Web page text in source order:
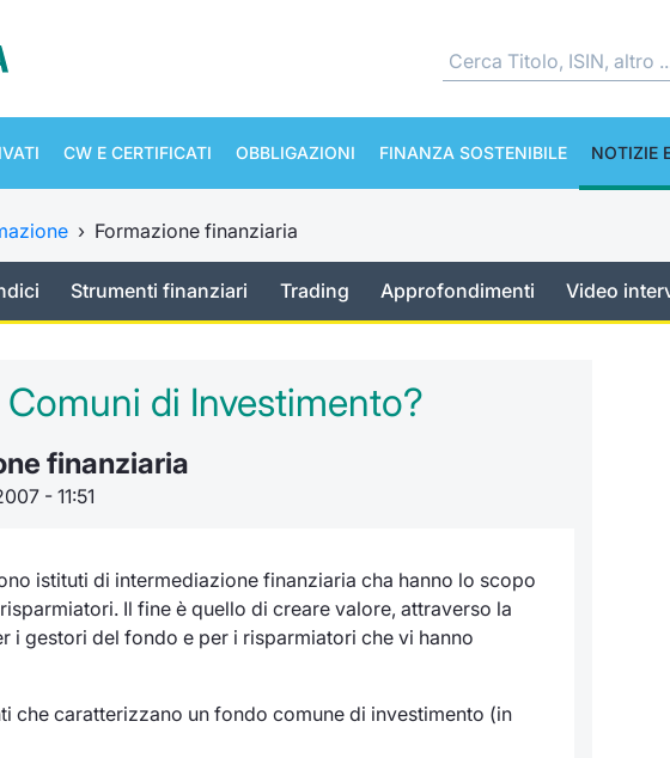
CW E CERTIFICATI OBBLIGAZIONI FINANZA SOSTENIBILE NOTIZIE
› Formazione finanziaria
Strumenti finanziari Trading Approfondimenti Video
di Investimento?
finanziaria
- 11:51
istituti di intermediazione finanziaria cha hanno lo scopo
Il fine è quello di creare valore, attraverso la
i gestori del fondo e per i risparmiatori che vi hanno
che caratterizzano un fondo comune di investimento (in